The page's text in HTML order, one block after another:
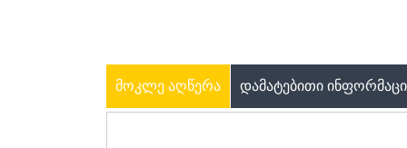
ᲛᲝᲙᲚᲔ ᲐᲦᲬᲔᲠᲐ ᲓᲐᲛᲐᲢᲔᲑᲘᲗᲘ